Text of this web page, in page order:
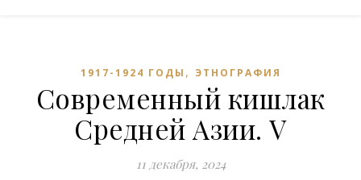
1917-1924 ГОДЫ , ЭТНОГРАФИЯ
Современный кишлак
Средней Азии. V
11 декабря, 2024